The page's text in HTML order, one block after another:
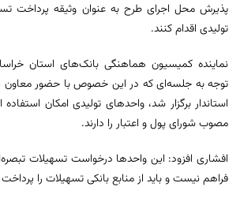
پذیرش محل اجرای طرح به عنوان وثیقه پرداخت
تولیدی اقدام کنند.
نماینده کمیسیون هماهنگی بانک‌های استان
توجه به جلسه‌ای که در این خصوص با حضور معاون
استاندار برگزار شد، واحدهای تولیدی امکان
مصوب شورای پول و اعتبار را دارند.
افشاری افزود: این واحدها درخواست تسهیلات
فراهم نیست و باید از منابع بانکی تسهیلات را